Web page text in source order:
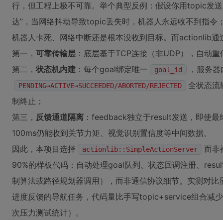
行，但工程上极不可靠。举个典型反例：假设你用topic发
达”，当网络抖动导致topic丢失时，机器人永远收不到指
机器人卡死、网络中断还是根本没收到目标。而actionlib通
第一， 可靠传输层 ：底层基于TCP连接（非UDP），自动
第二， 状态机内建 ：每个goal绑定唯一 goal_id ，服务
PENDING→ACTIVE→SUCCEEDED/ABORTED/REJECTED
全状态流
制终止；
第三， 反馈通道隔离 ：feedback独立于result发送，即使
100ms仍能收到关节力矩、视觉识别置信度等中间数据。
因此，本项目选择
actionlib::SimpleActionServer
而非
90%的样板代码：自动处理goal队列、状态回调注册、
制算法或路径规划器调用），而非通信协议细节。实测对
进度反馈的导航任务，代码量比手写topic+service组合减
次压力测试统计）。